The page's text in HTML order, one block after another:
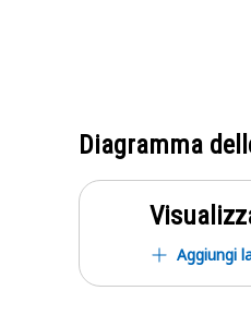
Diagramma
Aggiungi